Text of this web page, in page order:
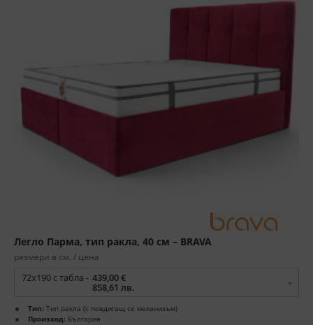
Легло Парма, тип ракла, 40 см – BRAVA
размери в см. / цена
72x190 с табла - 439,00 €
858,61 лв.
Тип: Тип ракла (с повдигащ се механизъм)
Произход: България